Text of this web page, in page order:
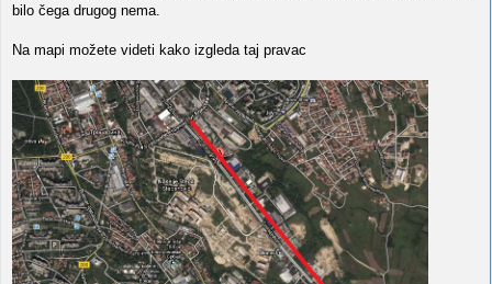
bilo čega drugog nema.
Na mapi možete videti kako izgleda taj pravac